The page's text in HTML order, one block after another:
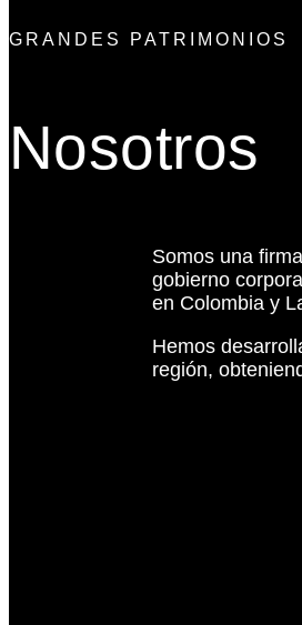
GRANDES PATRIMONIOS
Nosotros
Somos una
gobierno
en Colombia y
Hemos
región,